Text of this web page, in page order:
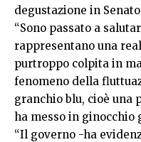
degustazione in
“Sono passato a
rappresentano una
purtroppo colpita in
fenomeno della
granchio blu, cioè una
ha messo in ginocchio
“Il governo -ha